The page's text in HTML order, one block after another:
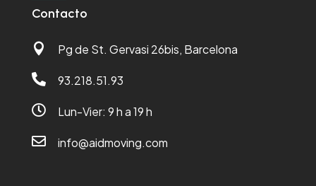
Contacto

Pg de St. Gervasi 26bis, Barcelona

93.218.51.93

Lun-Vier: 9 h a 19 h

info@aidmoving.com